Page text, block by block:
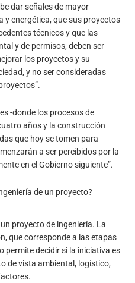
dar señales de mayor
y energética, que sus proyectos
técnicos y que las
y de permisos, deben ser
los proyectos y su
y no ser consideradas
-donde los procesos de
años y la construcción
que hoy se tomen para
a ser percibidos por la
en el Gobierno siguiente”.
de un proyecto?
proyecto de ingeniería. La
que corresponde a las etapas
permite decidir si la iniciativa es
de vista ambiental, logístico,